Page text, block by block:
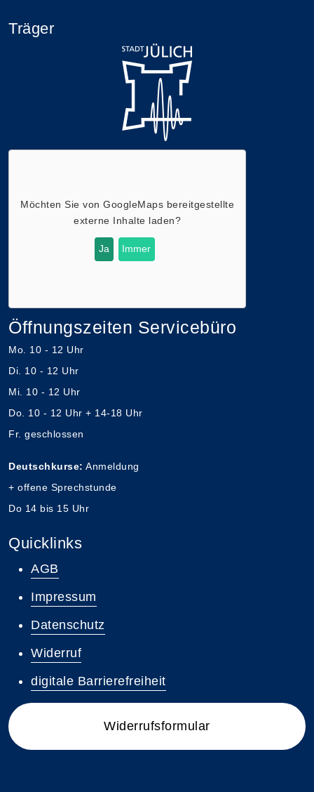
Träger
Möchten Sie vonGoogleMaps bereitgestellte
externe Inhalte laden?
Ja Immer
Öffnungszeiten Servicebüro
Mo. 10 - 12 Uhr
Di. 10 - 12 Uhr
Mi. 10 - 12 Uhr
Do. 10 - 12 Uhr + 14-18 Uhr
Fr. geschlossen
Deutschkurse: Anmeldung
+ offene Sprechstunde
Do 14 bis 15 Uhr
Quicklinks
AGB
Impressum
Datenschutz
Widerruf
digitale Barrierefreiheit
Widerrufsformular